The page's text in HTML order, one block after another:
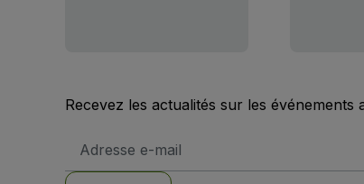
Recevez les actualités sur les
e-